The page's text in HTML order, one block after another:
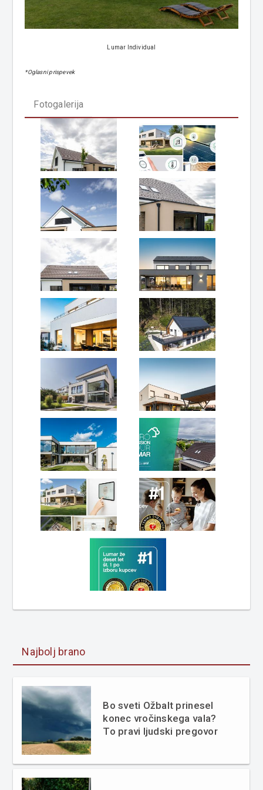
Lumar Individual
*Oglasni prispevek
Fotogalerija
Najbolj brano
Bo sveti Ožbalt prinesel
konec vročinskega vala?
To pravi ljudski pregovor